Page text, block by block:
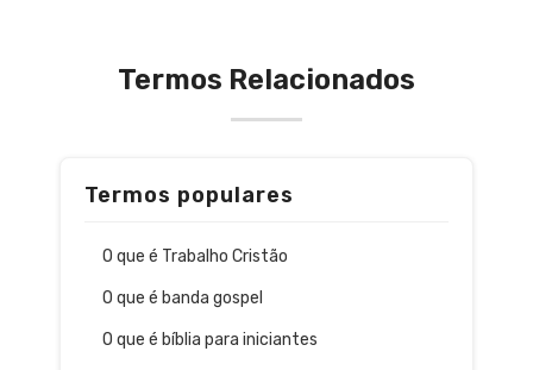
Termos Relacionados
Termos populares
O que é Trabalho Cristão
O que é banda gospel
O que é bíblia para iniciantes